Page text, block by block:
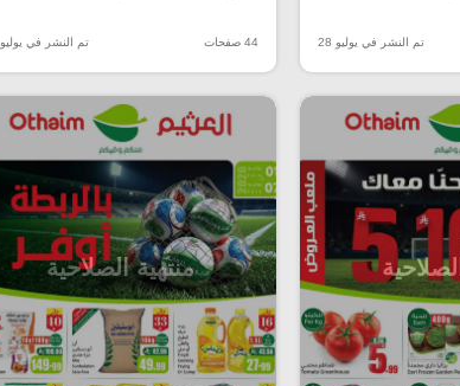
تم النشر في يوليو 28 44 صفحات تم النشر في يوليو 21
منتهية الصلاحية